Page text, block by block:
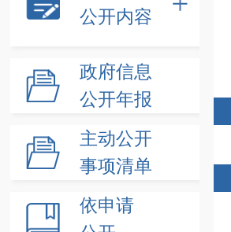
公开内容
政府信息
公开年报
主动公开
事项清单
依申请